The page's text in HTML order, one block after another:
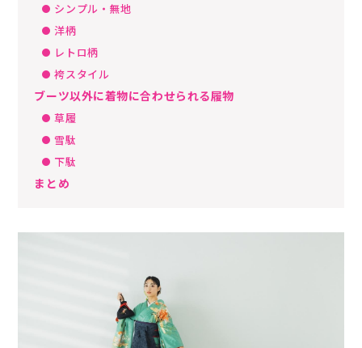
シンプル・無地
洋柄
レトロ柄
袴スタイル
ブーツ以外に着物に合わせられる履物
草履
雪駄
下駄
まとめ